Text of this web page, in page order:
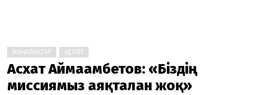
ЖАҢАЛЫҚТАР ӘДІЛЕТ
Асхат Аймағамбетов: «Біздің
миссиямыз аяқталған жоқ»